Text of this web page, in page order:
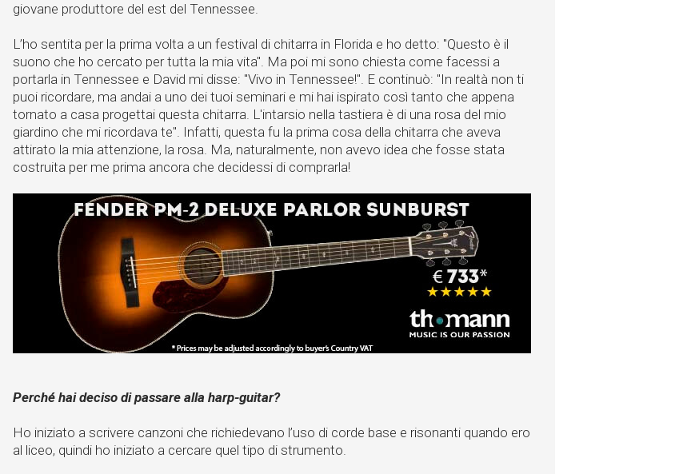
giovane produttore del est del Tennessee.
L’ho sentita per la prima volta a un festival di chitarra in Florida e ho detto: "Questo è il
suono che ho cercato per tutta la mia vita". Ma poi mi sono chiesta come facessi a
portarla in Tennessee e David mi disse: "Vivo in Tennessee!". E continuò: "In realtà non ti
puoi ricordare, ma andai a uno dei tuoi seminari e mi hai ispirato così tanto che appena
tornato a casa progettai questa chitarra. L'intarsio nella tastiera è di una rosa del mio
giardino che mi ricordava te". Infatti, questa fu la prima cosa della chitarra che aveva
attirato la mia attenzione, la rosa. Ma, naturalmente, non avevo idea che fosse stata
costruita per me prima ancora che decidessi di comprarla!
Perché hai deciso di passare alla harp-guitar?
Ho iniziato a scrivere canzoni che richiedevano l’uso di corde base e risonanti quando ero
al liceo, quindi ho iniziato a cercare quel tipo di strumento.